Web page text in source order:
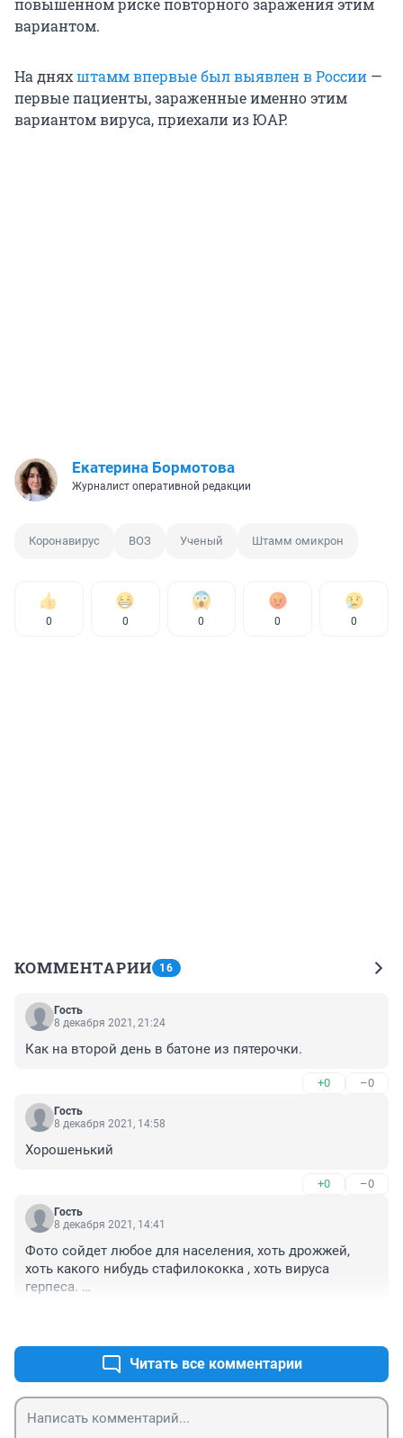
вариантом.
На дняхштамм впервые был выявлен в России —
первые пациенты, зараженные именно этим
вариантом вируса, приехали из ЮАР.
Екатерина Бормотова
Журналист оперативной редакции
Коронавирус ВОЗ Ученый Штамм омикрон
0 0 0 0 0
КОММЕНТАРИИ 16
Гость
8 декабря 2021, 21:24
Как на второй день в батоне из пятерочки.
+0 –0
Гость
8 декабря 2021, 14:58
Хорошенький
+0 –0
Гость
8 декабря 2021, 14:41
Фото сойдет любое для населения, хоть дрожжей,
хоть какого нибудь стафилококка , хоть вируса
герпеса.
отличаются.
Читать все комментарии